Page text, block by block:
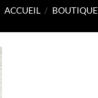
ACCUEIL / BOUTIQUE